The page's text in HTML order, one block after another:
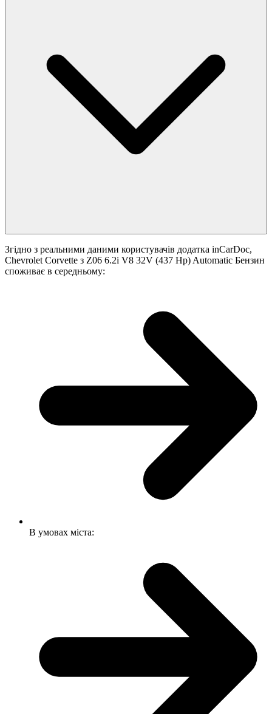
Згідно з реальними даними користувачів додатка inCarDoc,
Chevrolet Corvette з Z06 6.2i V8 32V (437 Hp) Automatic Бензин
споживає в середньому:
В умовах міста: